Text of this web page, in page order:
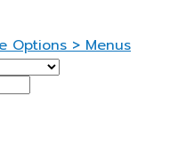
Options > Menus